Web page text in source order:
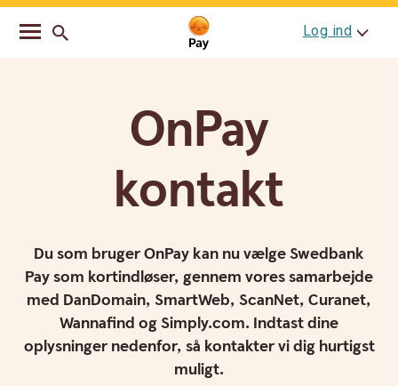
Go
Skip
Log ind
OnPay
kontakt
Du som bruger OnPay kan nu vælge Swedbank
Pay som kortindløser, gennem vores samarbejde
med DanDomain, SmartWeb, ScanNet, Curanet,
Wannafind og Simply.com. Indtast dine
oplysninger nedenfor, så kontakter vi dig hurtigst
muligt.